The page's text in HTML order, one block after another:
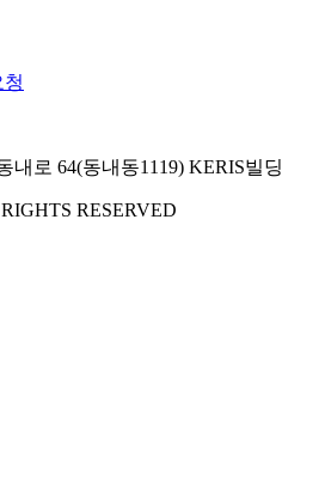
내로 64(동내동1119) KERIS빌딩
RESERVED